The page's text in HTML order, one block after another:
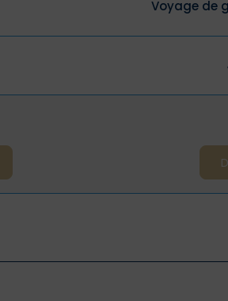
Voyage de